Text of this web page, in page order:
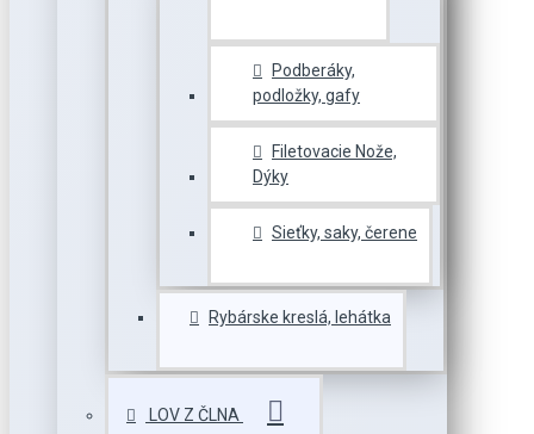
Podberáky,
podložky, gafy
Filetovacie Nože,
Dýky
Sieťky, saky, čerene
Rybárske kreslá, lehátka
LOV Z ČLNA